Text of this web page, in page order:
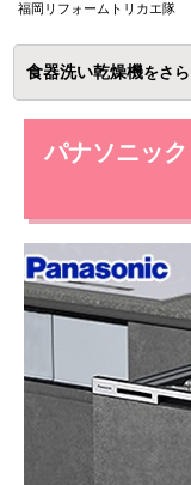
福岡リフォームトリカエ隊
食器洗い乾燥機を
パナソニッ